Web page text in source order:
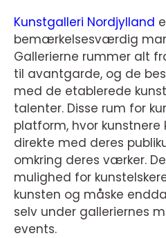
Kunstgalleri Nordjylland
bemærkelsesværdig
Gallerierne rummer alt
til avantgarde, og de
med de etablerede
talenter. Disse rum for
platform, hvor kunstnere
direkte med deres
omkring deres værker.
mulighed for
kunsten og måske
selv under galleriernes
events.